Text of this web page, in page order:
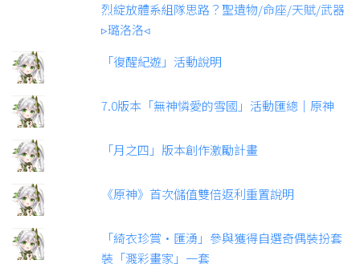
烈綻放體系組隊思路？聖遺物/命座/天賦/武器
▹璐洛洛◃
「復醒紀遊」活動說明
7.0版本「無神憐愛的雪國」活動匯總｜原神
「月之四」版本創作激勵計畫
《原神》首次儲值雙倍返利重置說明
「綺衣珍賞·匯湧」參與獲得自選奇偶裝扮套
裝「濺彩畫家」一套